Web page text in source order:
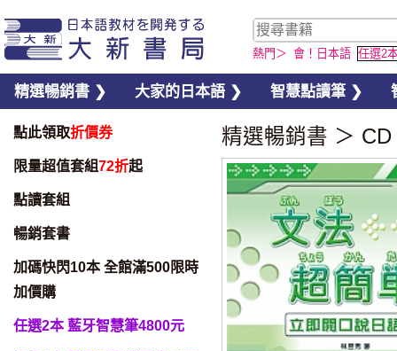
熱門＞ 會！日本語 任選2
精選暢銷書 ❯ 大家的日本語 ❯ 智慧點讀筆 ❯
點此領取折價券
限量超值套組72折起
點讀套組
暢銷套書
加碼快閃10本 全館滿500限時
加價購
任選2本 藍牙智慧筆4800元
精選暢銷書 ＞ CD